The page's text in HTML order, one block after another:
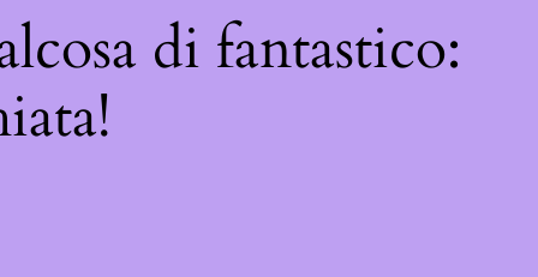
di fantastico: